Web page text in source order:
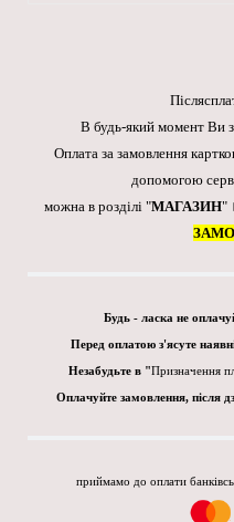
В будь-який момент Ви
Оплата за замовлення
допомогою
можна в розділі "МАГАЗИН"
Будь - ласка не
Перед оплатою з'ясуте
Незабудьте в "Призначення
Оплачуйте замовлення, після
приймамо до оплати